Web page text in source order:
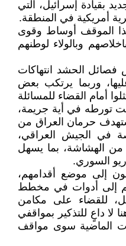
بقيادة إسرائيل، التي
أمريكية في المنطقة.
الموقف أوساط وقوى
وبالولاء لوطنهم
فصائل الحشد انتهاكات
وربما يرتكب بعض
أمام القضاء للمسائلة
تورطه في أية جريمة،
حرمان العراق من
في الجيش العراقي،
من الهشاشة، بما يسهل
السوري.
إلى موضع أقدامهم،
إلى أدوات في مخطط
للقضاء على مكامن
لا داعٍ للتذكير بمواقفي
الماضية سوى مواقف